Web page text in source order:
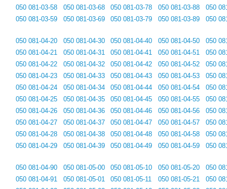
050 081-03-58
050 081-03-59
050 081-03-68
050 081-03-69
050 081-03-78
050 081-03-79
050 081-03-88
050 081-03-89
050
050
050 081-04-20
050 081-04-21
050 081-04-22
050 081-04-23
050 081-04-24
050 081-04-25
050 081-04-26
050 081-04-27
050 081-04-28
050 081-04-29
050 081-04-30
050 081-04-31
050 081-04-32
050 081-04-33
050 081-04-34
050 081-04-35
050 081-04-36
050 081-04-37
050 081-04-38
050 081-04-39
050 081-04-40
050 081-04-41
050 081-04-42
050 081-04-43
050 081-04-44
050 081-04-45
050 081-04-46
050 081-04-47
050 081-04-48
050 081-04-49
050 081-04-50
050 081-04-51
050 081-04-52
050 081-04-53
050 081-04-54
050 081-04-55
050 081-04-56
050 081-04-57
050 081-04-58
050 081-04-59
050
050
050
050
050
050
050
050
050
050
050 081-04-90
050 081-04-91
050 081-05-00
050 081-05-01
050 081-05-10
050 081-05-11
050 081-05-20
050 081-05-21
050
050